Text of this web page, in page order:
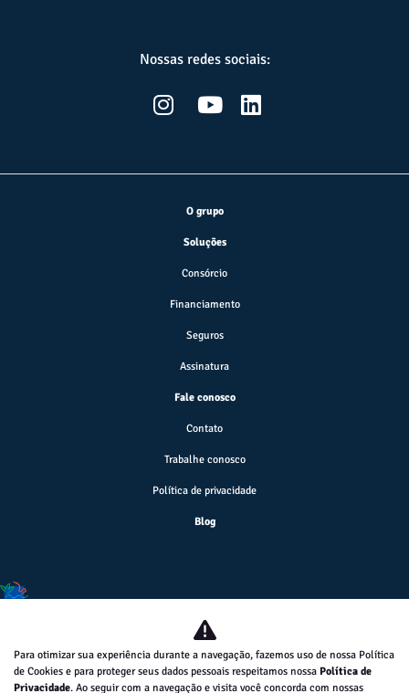
Nossas redes sociais:
O grupo
Soluções
Consórcio
Financiamento
Seguros
Assinatura
Fale conosco
Contato
Trabalhe conosco
Política de privacidade
Blog
Desacelere. Seu bem maior é a vida.
MILAZZO-VEICULOS, PECAS E SERVICOS LTDA
Para otimizar sua experiência durante a navegação, fazemos uso de nossa Política
de Cookies e para proteger seus dados pessoais respeitamos nossa Política de
Privacidade. Ao seguir com a navegação e visita você concorda com nossas